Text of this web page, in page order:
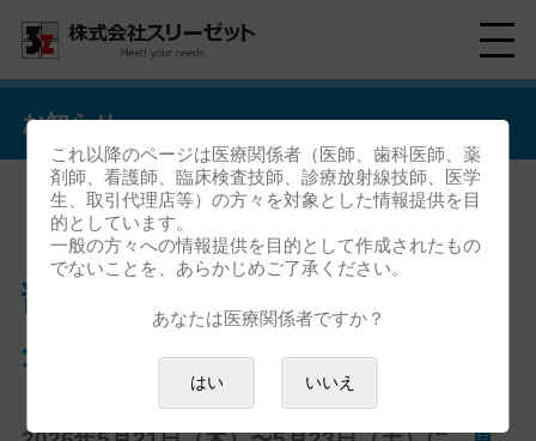
お知らせ
「第127回日本耳鼻咽喉科頭頸
部外科学会総会・学術講演会」
企業展示出展のお知らせ
これ以降のページは医療関係者（医師、歯科医師、薬
剤師、看護師、臨床検査技師、診療放射線技師、医学
生、取引代理店等）の方々を対象とした情報提供を目
的としています。
一般の方々への情報提供を目的として作成されたもの
でないことを、あらかじめご了承ください。
あなたは医療関係者ですか？
はい いいえ